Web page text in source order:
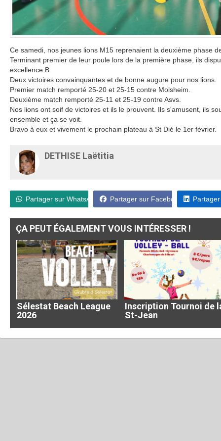
Ce samedi, nos jeunes lions M15 reprenaient la deuxième phase
Terminant premier de leur poule lors de la première phase, ils
excellence B.
Deux victoires convainquantes et de bonne augure pour nos lions.
Premier match remporté 25-20 et 25-15 contre Molsheim.
Deuxième match remporté 25-11 et 25-19 contre Asvs.
Nos lions ont soif de victoires et ils le prouvent. Ils s'amusent, ils
ensemble et ça se voit.
Bravo à eux et vivement le prochain plateau à St Dié le 1er février.
DETHISE Laëtitia
Partager sur WhatsApp Partager sur Facebook
ÇA PEUT ÉGALEMENT VOUS INTÉRESSER !
Sélestat Beach League
2026
Inscription Tournoi de
St-Jean